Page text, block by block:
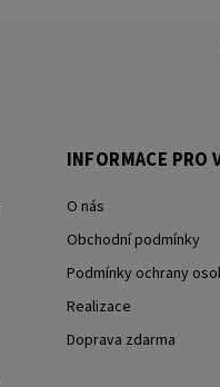
INFORMACE PRO
O nás
Obchodní podmínky
Podmínky ochrany
Realizace
Doprava zdarma